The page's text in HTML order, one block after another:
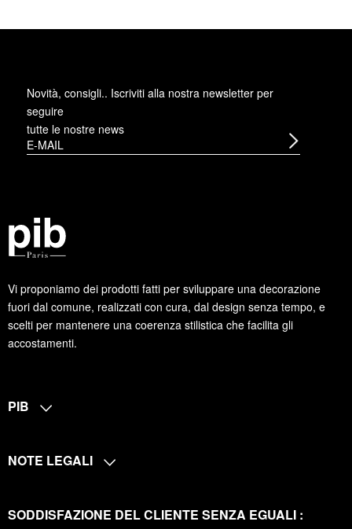
Vi proponiamo dei prodotti fatti per sviluppare una decorazione
fuori dal comune, realizzati con cura, dal design senza tempo, e
scelti per mantenere una coerenza stilistica che facilita gli
accostamenti.
Novità, consigli.. Iscriviti alla nostra newsletter per
seguire
tutte le nostre news
PIB
NOTE LEGALI
SODDISFAZIONE DEL CLIENTE SENZA EGUALI :